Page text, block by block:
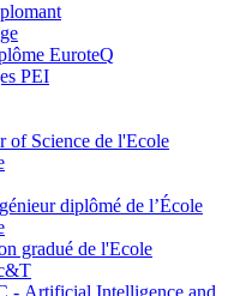
EuroteQ
PEI
of Science de l'Ecole
diplômé de l’École
gradué de l'Ecole
- Artificial Intelligence and